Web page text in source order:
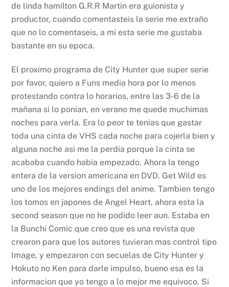
de linda hamilton G.R.R Martin era guionista y
productor, cuando comentasteis la serie me extraño
que no lo comentaseis, a mi esta serie me gustaba
bastante en su epoca.
El proximo programa de City Hunter que super serie
por favor, quiero a Funs media hora por lo menos
protestando contra lo horarios, entre las 3-6 de la
mañana si lo ponian, en verano me quede muchimas
noches para verla. Era lo peor te tenias que gastar
toda una cinta de VHS cada noche para cojerla bien y
alguna noche asi me la perdia porque la cinta se
acababa cuando habia empezado. Ahora la tengo
entera de la version americana en DVD. Get Wild es
uno de los mejores endings del anime. Tambien tengo
los tomos en japones de Angel Heart, ahora esta la
second season que no he podido leer aun. Estaba en
la Bunchi Comic que creo que es una revista que
crearon para que los autores tuvieran mas control tipo
Image, y empezaron con secuelas de City Hunter y
Hokuto no Ken para darle impulso, bueno esa es la
informacion que yo tengo a lo mejor me equivoco. Si